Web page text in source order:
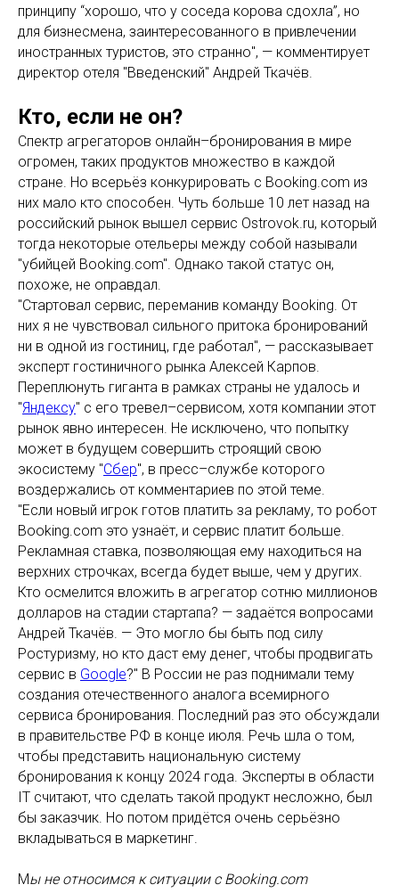
принципу “хорошо, что у соседа корова сдохла”, но
для бизнесмена, заинтересованного в привлечении
иностранных туристов, это странно", — комментирует
директор отеля "Введенский" Андрей Ткачёв.
Кто, если не он?
Спектр агрегаторов онлайн–бронирования в мире
огромен, таких продуктов множество в каждой
стране. Но всерьёз конкурировать с Booking.com из
них мало кто способен. Чуть больше 10 лет назад на
российский рынок вышел сервис Ostrovok.ru, который
тогда некоторые отельеры между собой называли
"убийцей Booking.com". Однако такой статус он,
похоже, не оправдал.
"Стартовал сервис, переманив команду Booking. От
них я не чувствовал сильного притока бронирований
ни в одной из гостиниц, где работал", — рассказывает
эксперт гостиничного рынка Алексей Карпов.
Переплюнуть гиганта в рамках страны не удалось и
"Яндексу" с его тревел–сервисом, хотя компании этот
рынок явно интересен. Не исключено, что попытку
может в будущем совершить строящий свою
экосистему "Сбер", в пресс–службе которого
воздержались от комментариев по этой теме.
"Если новый игрок готов платить за рекламу, то робот
Booking.com это узнаёт, и сервис платит больше.
Рекламная ставка, позволяющая ему находиться на
верхних строчках, всегда будет выше, чем у других.
Кто осмелится вложить в агрегатор сотню миллионов
долларов на стадии стартапа? — задаётся вопросами
Андрей Ткачёв. — Это могло бы быть под силу
Ростуризму, но кто даст ему денег, чтобы продвигать
сервис в Google?" В России не раз поднимали тему
создания отечественного аналога всемирного
сервиса бронирования. Последний раз это обсуждали
в правительстве РФ в конце июля. Речь шла о том,
чтобы представить национальную систему
бронирования к концу 2024 года. Эксперты в области
IT считают, что сделать такой продукт несложно, был
бы заказчик. Но потом придётся очень серьёзно
вкладываться в маркетинг.
Мы не относимся к ситуации с Booking.com